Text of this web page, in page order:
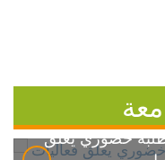
خضوري يعلق